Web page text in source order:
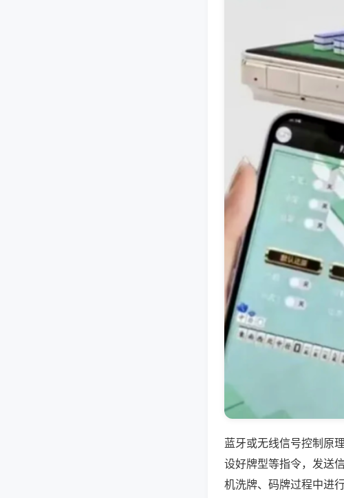
蓝牙或无线信号控制原
设好牌型等指令，发送
机洗牌、码牌过程中进